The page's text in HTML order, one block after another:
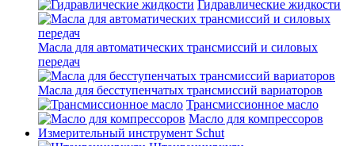
Гидравлические жидкости
Масла для автоматических трансмиссий и силовых
передач
Масла для бесступенчатых трансмиссий вариаторов
Трансмиссионное масло
Масло для компрессоров
Измерительный инструмент Schut